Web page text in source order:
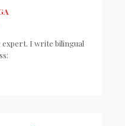
expert. I write bilingual